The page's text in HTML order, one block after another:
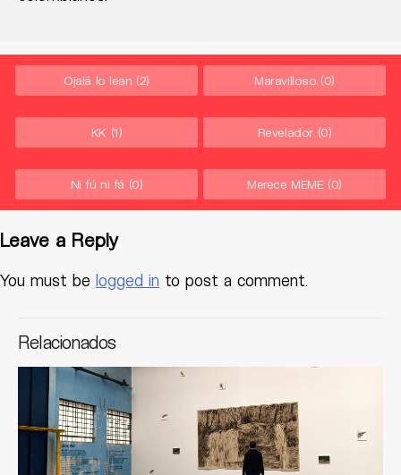
Ojalá lo lean (2) Maravilloso (0)
KK (1) Revelador (0)
Ni fú ni fá (0) Merece MEME (0)
Leave a Reply
You must be logged in to post a comment.
Relacionados